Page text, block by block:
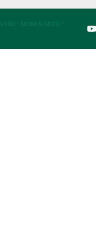
“ MORI & MIZU “